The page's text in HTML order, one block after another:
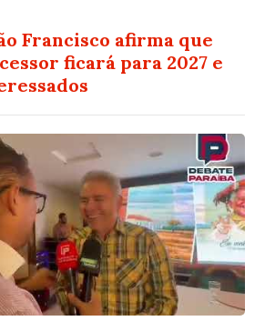
Francisco afirma que
ficará para 2027 e